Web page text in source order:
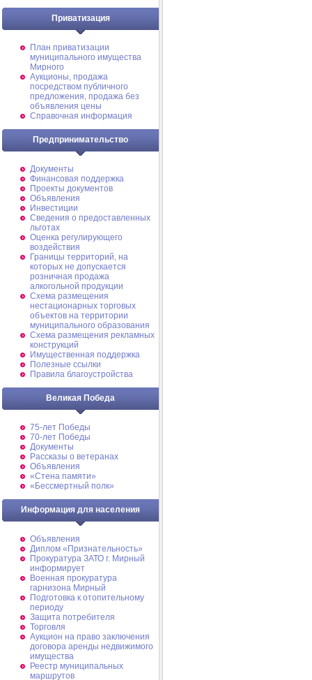
Приватизация
План приватизации
муниципального имущества
Мирного
Аукционы, продажа
посредством публичного
предложения, продажа без
объявления цены
Справочная информация
Предпринимательство
Документы
Финансовая поддержка
Проекты документов
Объявления
Инвестиции
Сведения о предоставленных
льготах
Оценка регулирующего
воздействия
Границы территорий, на
которых не допускается
розничная продажа
алкогольной продукции
Схема размещения
нестационарных торговых
объектов на территории
муниципального образования
Схема размещения рекламных
конструкций
Имущественная поддержка
Полезные ссылки
Правила благоустройства
Великая Победа
75-лет Победы
70-лет Победы
Документы
Рассказы о ветеранах
Объявления
«Стена памяти»
«Бессмертный полк»
Информация для населения
Объявления
Диплом «Признательность»
Прокуратура ЗАТО г. Мирный
информирует
Военная прокуратура
гарнизона Мирный
Подготовка к отопительному
периоду
Защита потребителя
Торговля
Аукцион на право заключения
договора аренды недвижимого
имущества
Реестр муниципальных
маршрутов